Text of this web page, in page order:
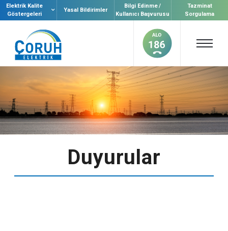
Elektrik Kalite
Göstergeleri
Yasal Bildirimler
Bilgi Edinme /
Kullanıcı Başvurusu
Tazminat
Sorgulama
Duyurular